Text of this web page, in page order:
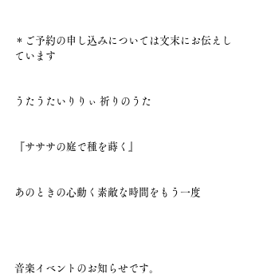
＊ご予約の申し込みについては文末にお伝えし
ています
うたうたいりりぃ 祈りのうた
『サササの庭で種を蒔く』
あのときの心動く素敵な時間をもう一度
音楽イベントのお知らせです。